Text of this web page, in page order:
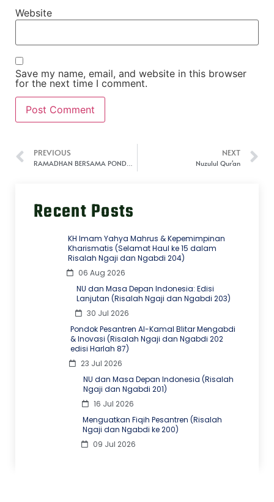
Website
Save my name, email, and website in this browser
for the next time I comment.
PREVIOUS NEXT
Nuzulul Qur'an
Recent Posts
KH Imam Yahya Mahrus & Kepemimpinan
Kharismatis (Selamat Haul ke 15 dalam
Risalah Ngaji dan Ngabdi 204)
06 Aug 2026
NU dan Masa Depan Indonesia: Edisi
Lanjutan (Risalah Ngaji dan Ngabdi 203)
30 Jul 2026
Pondok Pesantren Al-Kamal Blitar Mengabdi
& Inovasi (Risalah Ngaji dan Ngabdi 202
edisi Harlah 87)
23 Jul 2026
NU dan Masa Depan Indonesia (Risalah
Ngaji dan Ngabdi 201)
16 Jul 2026
Menguatkan Fiqih Pesantren (Risalah
Ngaji dan Ngabdi ke 200)
09 Jul 2026